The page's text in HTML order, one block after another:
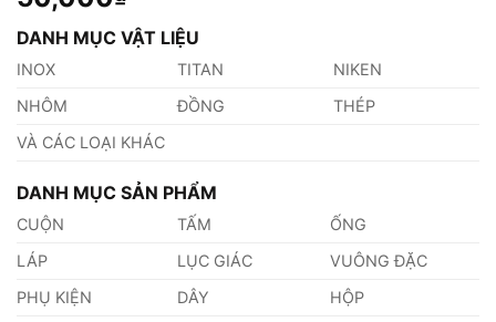
DANH MỤC VẬT LIỆU
INOX TITAN
NIKEN
NHÔM
ĐỒNG
THÉP
VÀ CÁC LOẠI KHÁC
DANH MỤC SẢN PHẨM
CUỘN TẤM
ỐNG
LÁP
LỤC GIÁC
VUÔNG ĐẶC
PHỤ KIỆN
DÂY
HỘP